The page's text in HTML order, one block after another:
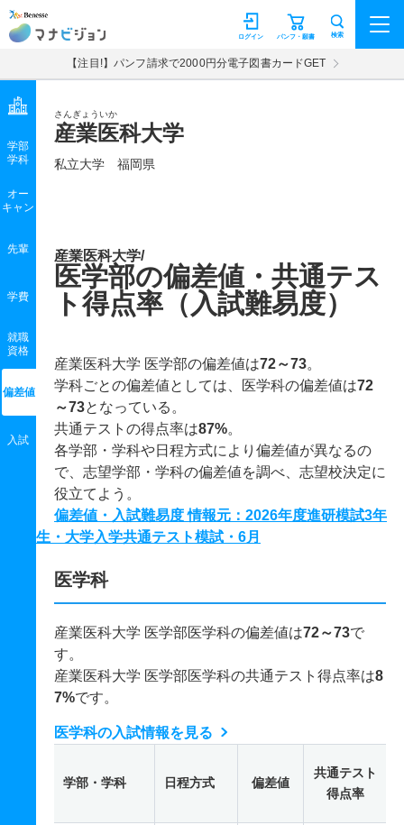
マナビジョン パンフ・願書
ログイン 検索
【注目!】パンフ請求で2000円分電子図書カードGET
さんぎょういか
産業医科大学
私立大学 福岡県
学部
学科
オー
キャン
先輩
学費
就職
資格
偏差値
入試
産業医科大学/
医学部の偏差値・共通テス
ト得点率（入試難易度）
産業医科大学 医学部の偏差値は72～73。
学科ごとの偏差値としては、医学科の偏差値は72
～73となっている。
共通テストの得点率は87%。
各学部・学科や日程方式により偏差値が異なるの
で、志望学部・学科の偏差値を調べ、志望校決定に
役立てよう。
偏差値・入試難易度 情報元：2026年度進研模試3年
生・大学入学共通テスト模試・6月
医学科
産業医科大学 医学部医学科の偏差値は72～73で
す。
産業医科大学 医学部医学科の共通テスト得点率は8
7%です。
医学科の入試情報を見る
学部・学科 日程方式 偏差値
共通テスト
得点率